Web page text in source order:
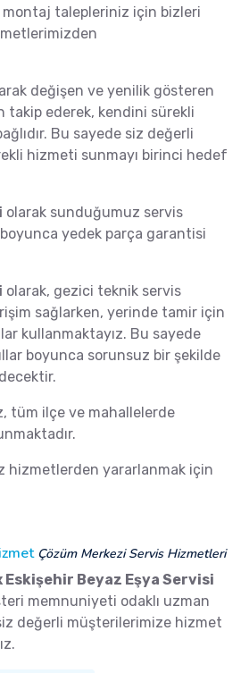
montaj talepleriniz için bizleri
değişen ve yenilik gösteren
takip ederek, kendini sürekli
Bu sayede siz değerli
hizmeti sunmayı birinci hedef
olarak sunduğumuz servis
yedek parça garantisi
olarak, gezici teknik servis
sağlarken, yerinde tamir için
kullanmaktayız. Bu sayede
boyunca sorunsuz bir şekilde
tüm ilçe ve mahallelerde
hizmetlerden yararlanmak için
Çözüm Merkezi Servis Hizmetleri
Beyaz Eşya Servisi
memnuniyeti odaklı uzman
değerli müşterilerimize hizmet